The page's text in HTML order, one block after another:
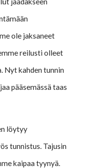
ole jaksaneet
reilusti olleet
Nyt kahden tunnin
pääsemässä taas
löytyy
tunnistus. Tajusin
kaipaa tyynyä.